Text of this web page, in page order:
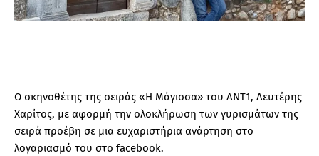
Ο σκηνοθέτης της σειράς «Η Μάγισσα» του ΑΝΤ1, Λευτέρης
Χαρίτος, με αφορμή την ολοκλήρωση των γυρισμάτων της
σειρά προέβη σε μια ευχαριστήρια ανάρτηση στο
λογαριασμό του στο facebook.